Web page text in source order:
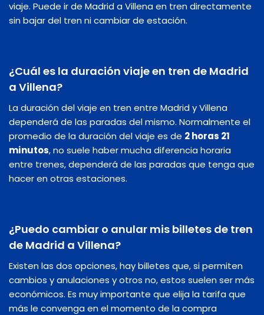
viaje. Puede ir de Madrid a Villena en tren directamente
sin bajar del tren ni cambiar de estación.
¿Cuál es la duración viaje en tren de Madrid
a Villena?
La duración del viaje en tren entre Madrid y Villena
dependerá de las paradas del mismo. Normalmente el
promedio de la duración del viaje es de 2 horas 21
minutos, no suele haber mucha diferencia horaria
entre trenes, dependerá de las paradas que tenga que
hacer en otras estaciones.
¿Puedo cambiar o anular mis billetes de tren
de Madrid a Villena?
Existen las dos opciones, hay billetes que, si permiten
cambios y anulaciones y otros no, estos suelen ser más
económicos. Es muy importante que elija la tarifa que
más le convenga en el momento de la compra